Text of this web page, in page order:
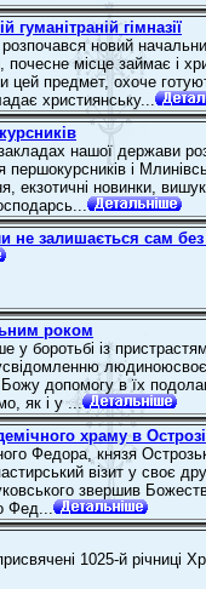
гімназії
розпочався новий
почесне місце займає і
цей предмет, охоче
християнську...
нашої держави
і
екзотичні новинки,
не залишається сам
роком
у боротьбі із
допомогу в їх
як і у ...
храму в Острозі
Федора, князя
візит у своє
звершив
Фед...
1025-й річниці